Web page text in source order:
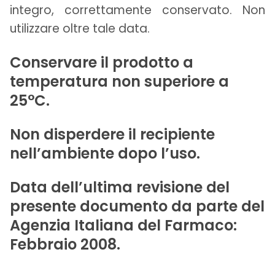
integro, correttamente conservato. Non
utilizzare oltre tale data.
Conservare il prodotto a
temperatura non superiore a
25°C.
Non disperdere il recipiente
nell’ambiente dopo l’uso.
Data dell’ultima revisione del
presente documento da parte del
Agenzia Italiana del Farmaco:
Febbraio 2008.